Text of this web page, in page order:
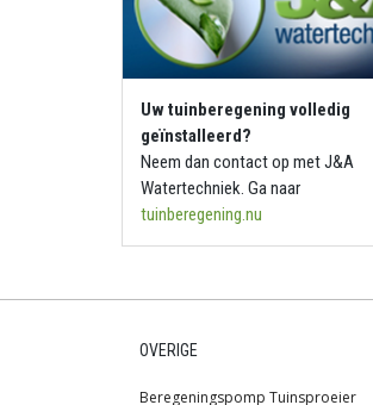
Uw tuinberegening volledig
geïnstalleerd?
Neem dan contact op met J&A
Watertechniek. Ga naar
tuinberegening.nu
OVERIGE
Beregeningspomp Tuinsproeier